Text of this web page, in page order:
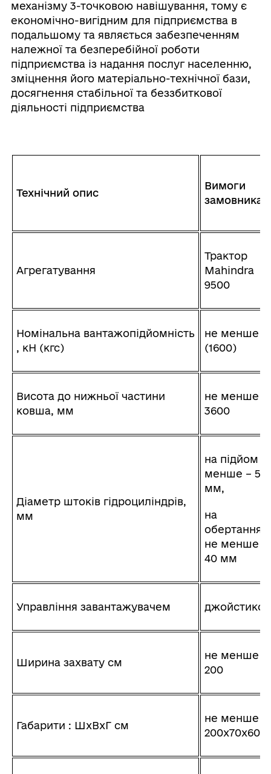
механізму 3-точковою навішування, тому є
економічно-вигідним для підприємства в
подальшому та являється забезпеченням
належної та безперебійної роботи
підприємства із надання послуг населенню,
зміцнення його матеріально-технічної бази,
досягнення стабільної та беззбиткової
діяльності підприємства
Технічний опис
Вимоги
замовника
Агрегатування
Трактор
Mahindra
9500
Номінальна вантажопідйомність
, кН (кгс)
не менше
(1600)
Висота до нижньої частини
ковша, мм
не менше
3600
Діаметр штоків гідроциліндрів,
мм
на підйом
менше – 50
мм,
на
обертання
не менше –
40 мм
Управління завантажувачем
Ширина захвату см
не менше
200
Габарити : ШхВхГ см
не менше
200х70х60